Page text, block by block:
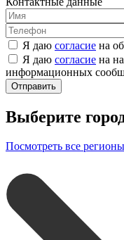
Я даю согласие на
Я даю согласие на
информационных
Отправить
Выберите
Посмотреть все регионы